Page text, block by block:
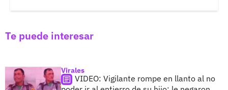
Te puede interesar
Virales
VIDEO: Vigilante rompe en llanto al no